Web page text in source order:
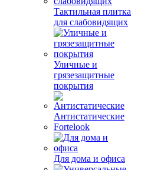
Тактильная плитка
для слабовидящих
Уличные и
грязезащитные
покрытия
Антистатические
Fortelook
Для дома и офиса